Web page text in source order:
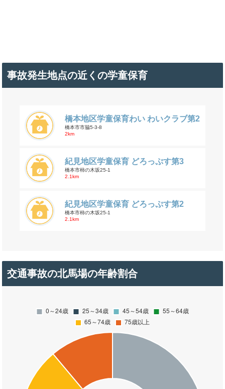
事故発生地点の近くの学童保育
橋本地区学童保育わい わいクラブ第2
橋本市市脇5-3-8
2km
紀見地区学童保育 どろっぷす第3
橋本市柿の木坂25-1
2.1km
紀見地区学童保育 どろっぷす第2
橋本市柿の木坂25-1
2.1km
交通事故の北馬場の年齢割合